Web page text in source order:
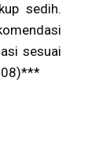
sedih.
sesuai